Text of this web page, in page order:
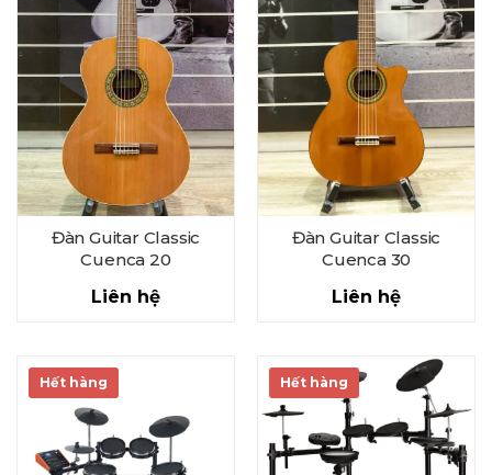
Đàn Guitar Classic
Cuenca 20
Liên hệ
Đàn Guitar Classic
Cuenca 30
Liên hệ
Hết hàng Hết hàng